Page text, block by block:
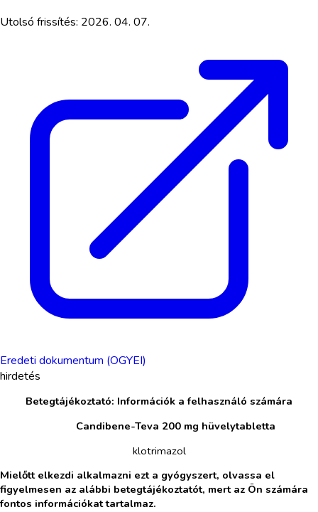
Utolsó frissítés: 2026. 04. 07.
Eredeti dokumentum (OGYEI)
hirdetés
Betegtájékoztató: Információk a felhasználó számára
Candibene-Teva 200 mg hüvelytabletta
klotrimazol
Mielőtt elkezdi alkalmazni ezt a gyógyszert, olvassa el
figyelmesen az alábbi betegtájékoztatót, mert az Ön számára
fontos információkat tartalmaz.